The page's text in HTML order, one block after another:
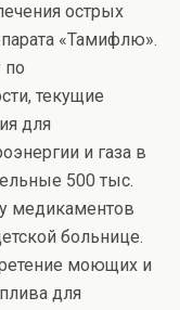
острых
«Тамифлю».
по
текущие
для
и газа в
500 тыс.
медикаментов
больнице.
моющих и
для